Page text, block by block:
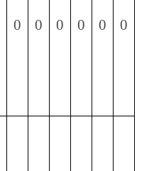
0 0 0 0 0 0